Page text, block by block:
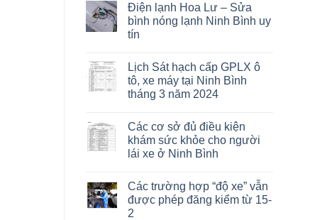
Điện lạnh Hoa Lư – Sửa
bình nóng lạnh Ninh Bình uy
tín
Lịch Sát hạch cấp GPLX ô
tô, xe máy tại Ninh Bình
tháng 3 năm 2024
Các cơ sở đủ điều kiện
khám sức khỏe cho người
lái xe ở Ninh Bình
Các trường hợp “độ xe” vẫn
được phép đăng kiểm từ 15-
2